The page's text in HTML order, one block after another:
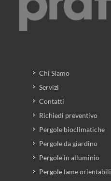
Chi Siamo
Servizi
Contatti
Richiedi preventivo
Pergole bioclimatiche
Pergole da giardino
Pergole in alluminio
Pergole lame orientabili